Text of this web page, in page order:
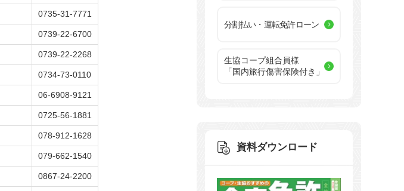
0735-31-7771
0739-22-6700
0739-22-2268
0734-73-0110
06-6908-9121
0725-56-1881
078-912-1628
079-662-1540
0867-24-2200
分割払い・運転免許ローン
生協コープ組合員様
「国内旅行傷害保険付き」
資料ダウンロード